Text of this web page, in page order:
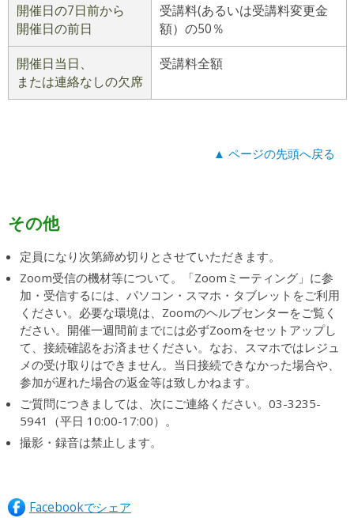
開催日の7日前から
開催日の前日
受講料(あるいは受講料変更金
額）の50％
開催日当日、
または連絡なしの欠席
受講料全額
▲ ページの先頭へ戻る
その他
定員になり次第締め切りとさせていただきます。
Zoom受信の機材等について。「Zoomミーティング」に参
加・受信するには、パソコン・スマホ・タブレットをご利用
ください。必要な環境は、Zoomのヘルプセンターをご覧く
ださい。開催一週間前までには必ずZoomをセットアップし
て、接続確認をお済ませください。なお、スマホではレジュ
メの受け取りはできません。当日接続できなかった場合や、
参加が遅れた場合の返金等は致しかねます。
ご質問につきましては、次にご連絡ください。03-3235-
5941（平日 10:00-17:00）。
撮影・録音は禁止します。
Facebookでシェア